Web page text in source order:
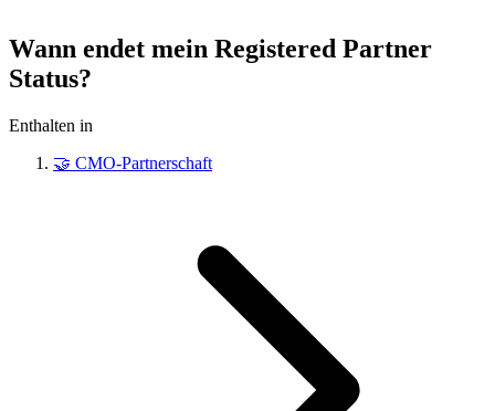
Wann endet mein Registered Partner
Status?
Enthalten in
🤝 CMO-Partnerschaft